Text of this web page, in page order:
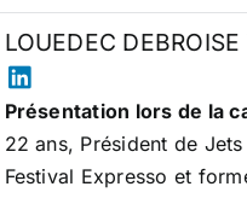
LOUEDEC
Présentation lors de la
22 ans, Président de
Festival Expresso et